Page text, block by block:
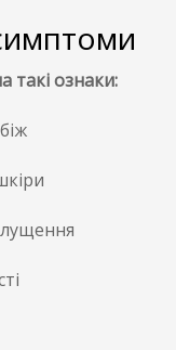
такі ознаки: